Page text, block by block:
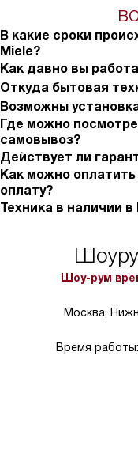
В какие сроки
Miele?
Как давно вы
Откуда бытовая
Возможны
Где можно
самовывоз?
Действует ли
Как можно
оплату?
Техника в наличии
Шоу-рум
Москва,
Время